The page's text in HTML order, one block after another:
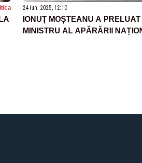
24 iun. 2025, 12:10
IONUȚ MOȘTEANU A
MINISTRU AL APĂRĂRII